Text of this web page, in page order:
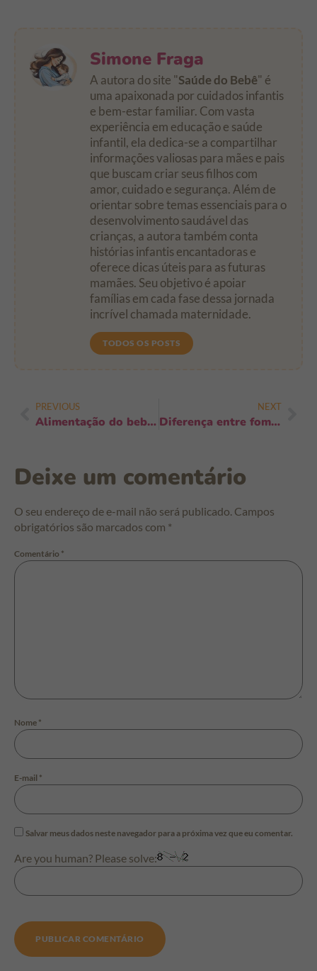
Simone Fraga
A autora do site "Saúde do Bebê" é
uma apaixonada por cuidados infantis
e bem-estar familiar. Com vasta
experiência em educação e saúde
infantil, ela dedica-se a compartilhar
informações valiosas para mães e pais
que buscam criar seus filhos com
amor, cuidado e segurança. Além de
orientar sobre temas essenciais para o
desenvolvimento saudável das
crianças, a autora também conta
histórias infantis encantadoras e
oferece dicas úteis para as futuras
mamães. Seu objetivo é apoiar
famílias em cada fase dessa jornada
incrível chamada maternidade.
TODOS OS POSTS
PREVIOUS
Alimentação do bebê durante a dentição: 9 alimentos que aliviam sem riscos
NEXT
Diferença entre fome real e conforto emocional: como identificar e agir hoje
Deixe um comentário
O seu endereço de e-mail não será publicado. Campos
obrigatórios são marcados com *
Comentário *
Nome *
E-mail *
Salvar meus dados neste navegador para a próxima vez que eu comentar.
Are you human? Please solve: